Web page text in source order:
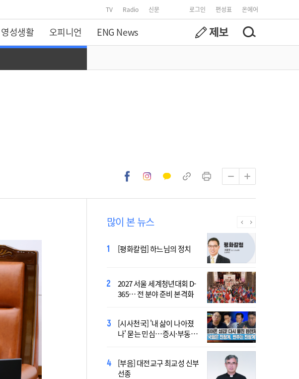
TV Radio 신문 로그인 편성표 온에어
영성생활 오피니언 ENG News
많이 본 뉴스
[평화칼럼] 하느님의 정치
2027 서울 세계청년대회 D-
365… 전 분야 준비 본격화
[시사천국] '내 삶이 나아졌
나' 묻는 민심…증시·부동산
[부음] 대전교구 최교성 신부
선종
[시사천국] 알고 싶지 않은 폭
염의 진실…올해가 가장 시
2027 서울 WYD 공식 주제가
오늘 공개…한국인 곡 선정
[시사천국] 서미화 "시각장애
여성 첫 최고위 도전…사회
[시사천국] 홍춘욱 "단일종목 레버리지 ETF는
없애는 게 맞다"